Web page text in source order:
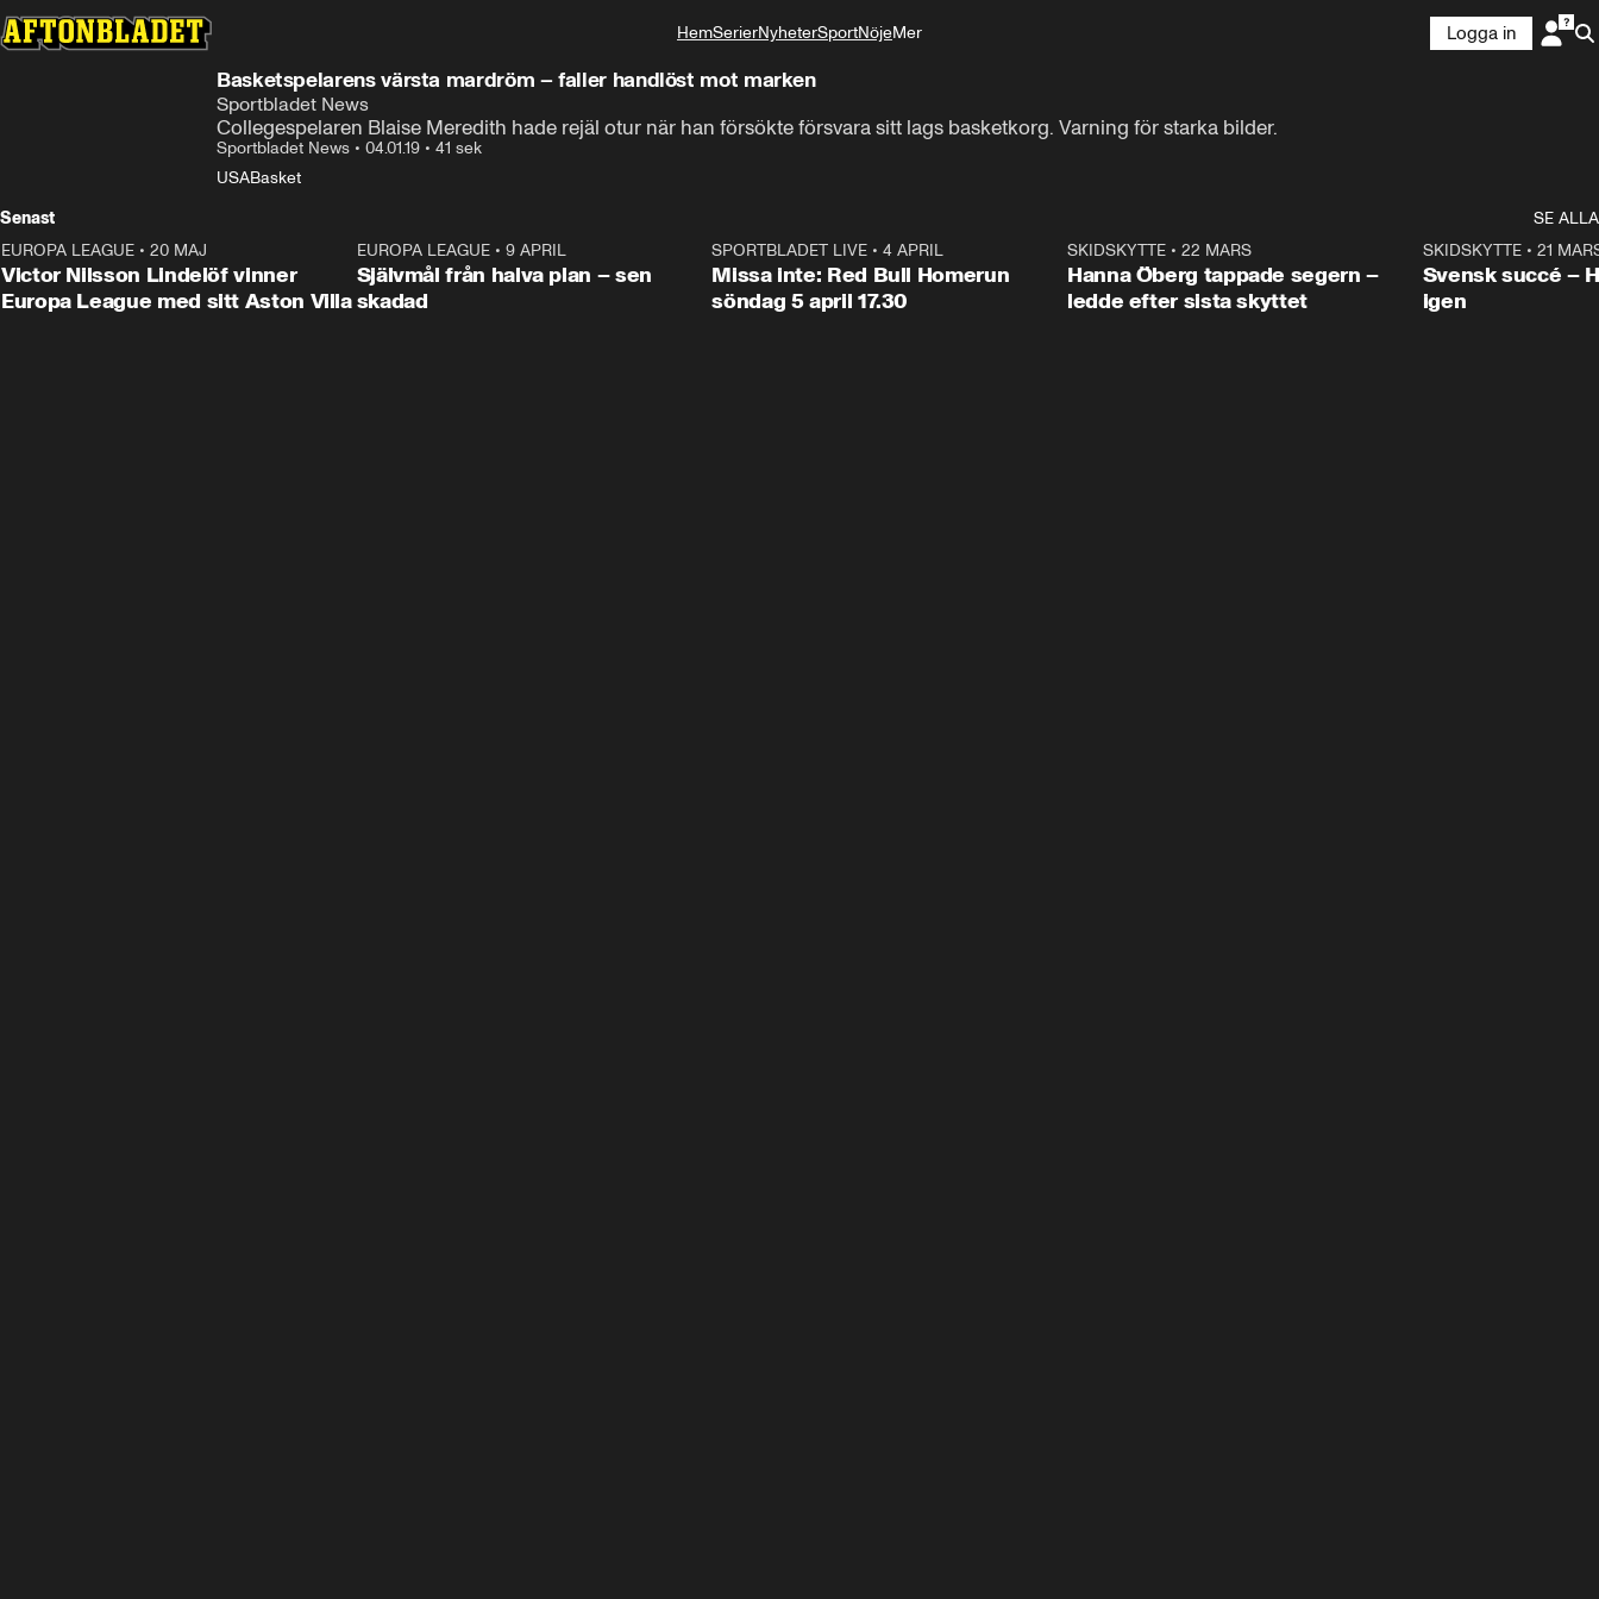
HemSerierNyheterSportNöjeMer
Logga in
Basketspelarens värsta mardröm – faller handlöst mot marken
Sportbladet News
Collegespelaren Blaise Meredith hade rejäl otur när han försökte försvara sitt lags basketkorg. Varning för starka bilder.
Sportbladet News • 04.01.19 • 41 sek
USABasket
Senast
SE ALLA
EUROPA LEAGUE • 20 MAJ
Victor Nilsson Lindelöf vinner
Europa League med sitt Aston Villa
1:03
EUROPA LEAGUE• 9 APRIL
Självmål från halva plan – sen
skadad
SPORTBLADET LIVE •4 APRIL
Missa inte: Red Bull Homerun
söndag 5 april 17.30
SKIDSKYTTE• 22 MARS
Hanna Öberg tappade segern –
ledde efter sista skyttet
SKIDSKYTTE• 21
Svensk succé –
igen